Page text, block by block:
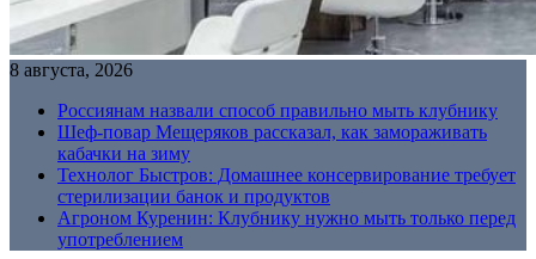
8 августа, 2026
Россиянам назвали способ правильно мыть клубнику
Шеф-повар Мещеряков рассказал, как замораживать
кабачки на зиму
Технолог Быстров: Домашнее консервирование требует
стерилизации банок и продуктов
Агроном Куренин: Клубнику нужно мыть только перед
употреблением